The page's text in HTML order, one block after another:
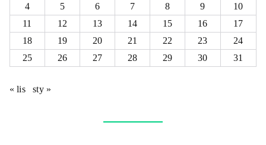
4
5 6 7 8 9
10
11
12 13 14 15 16
17
18
19 20 21 22 23
24
25
26 27 28 29 30 31
« lis sty »